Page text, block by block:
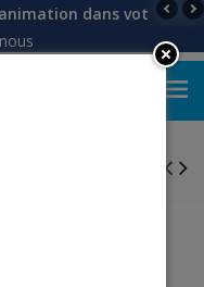
dans votre